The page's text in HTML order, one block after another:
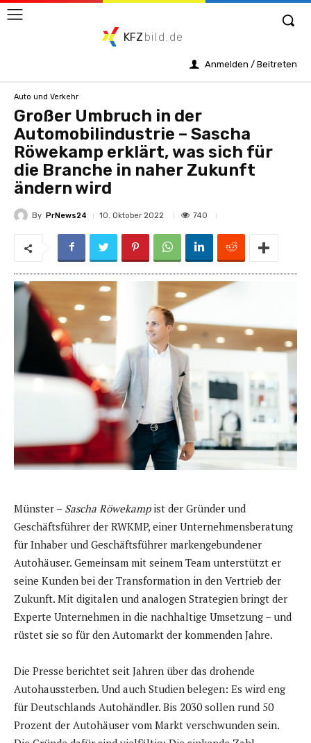
KFZ bild.de
Anmelden / Beitreten
Auto und Verkehr
Großer Umbruch in der
Automobilindustrie – Sascha
Röwekamp erklärt, was sich für
die Branche in naher Zukunft
ändern wird
By PrNews24 10. Oktober 2022 740
Münster – Sascha Röwekampist der Gründer und
Geschäftsführer der RWKMP, einer Unternehmensberatung
für Inhaber und Geschäftsführer markengebundener
Autohäuser. Gemeinsam mit seinem Team unterstützt er
seine Kunden bei der Transformation in den Vertrieb der
Zukunft. Mit digitalen und analogen Strategien bringt der
Experte Unternehmen in die nachhaltige Umsetzung – und
rüstet sie so für den Automarkt der kommenden Jahre.
Die Presse berichtet seit Jahren über das drohende
Autohaussterben. Und auch Studien belegen: Es wird eng
für Deutschlands Autohändler. Bis 2030 sollen rund 50
Prozent der Autohäuser vom Markt verschwunden sein.